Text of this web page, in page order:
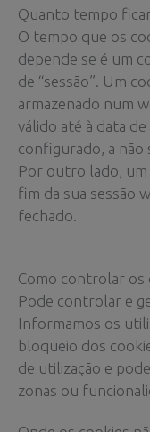
Quanto tempo
O tempo que os
depende se é um
de “sessão”. Um
armazenado num
válido até à data
configurado, a não
Por outro lado, um
fim da sua sessão
fechado.
Como controlar os
Pode controlar e
Informamos os
bloqueio dos
de utilização e
zonas ou